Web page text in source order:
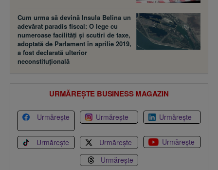
Cum urma să devină Insula Belina un
adevărat paradis fiscal: O lege cu
numeroase facilităţi şi scutiri de taxe,
adoptată de Parlament în aprilie 2019,
a fost declarată ulterior
neconstituţională
URMĂREȘTE BUSINESS MAGAZIN
Urmărește Urmărește Urmărește
Urmărește Urmărește
Urmărește
Urmărește